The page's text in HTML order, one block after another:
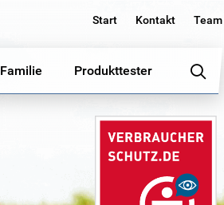
Start Kontakt Team
Familie Produkttester